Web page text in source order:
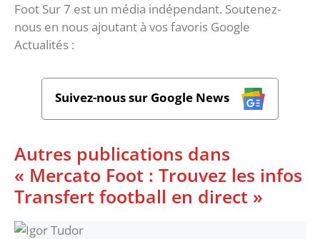
Foot Sur 7 est un média indépendant. Soutenez-
nous en nous ajoutant à vos favoris Google
Actualités :
Suivez-nous sur Google News
Autres publications dans
« Mercato Foot : Trouvez les infos
Transfert football en direct »